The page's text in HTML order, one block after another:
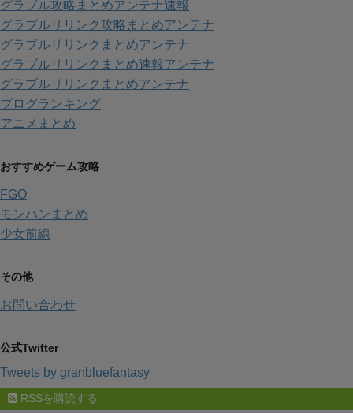
グラブル攻略まとめアンテナ速報
グラブルリリンク攻略まとめアンテナ
グラブルリリンクまとめアンテナ
グラブルリリンクまとめ速報アンテナ
グラブルリリンクまとめアンテナ
ブログランキング
アニメまとめ
おすすめゲーム攻略
FGO
モンハンまとめ
少女前線
その他
お問い合わせ
公式Twitter
Tweets by granbluefantasy
RSSを購読する